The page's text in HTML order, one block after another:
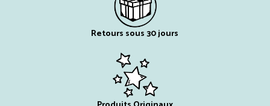
Retours sous 30 jours